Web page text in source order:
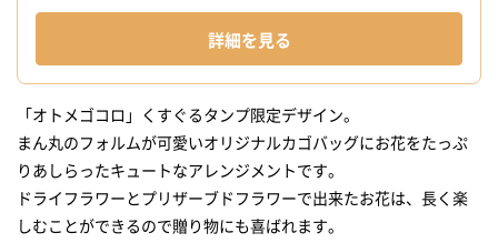
詳細を見る
「オトメゴコロ」くすぐるタンプ限定デザイン。
まん丸のフォルムが可愛いオリジナルカゴバッグにお花をたっぷ
りあしらったキュートなアレンジメントです。
ドライフラワーとプリザーブドフラワーで出来たお花は、長く楽
しむことができるので贈り物にも喜ばれます。